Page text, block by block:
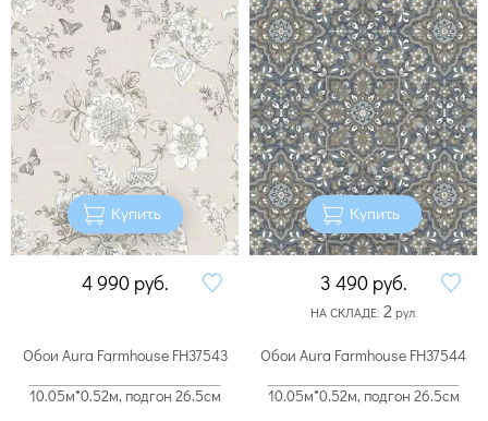
Купить
4 990 руб.
Купить
3 490 руб.
НА СКЛАДЕ: 2 рул.
Обои Aura Farmhouse FH37543
10.05м*0.52м, подгон 26.5см
Обои Aura Farmhouse FH37544
10.05м*0.52м, подгон 26.5см